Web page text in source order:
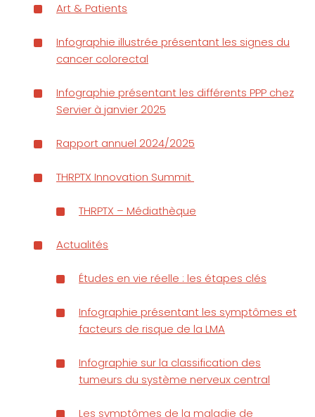
Art & Patients
Infographie illustrée présentant les signes du
cancer colorectal
Infographie présentant les différents PPP chez
Servier à janvier 2025
Rapport annuel 2024/2025
THRPTX Innovation Summit
THRPTX – Médiathèque
Actualités
Études en vie réelle : les étapes clés
Infographie présentant les symptômes et
facteurs de risque de la LMA
Infographie sur la classification des
tumeurs du système nerveux central
Les symptômes de la maladie de